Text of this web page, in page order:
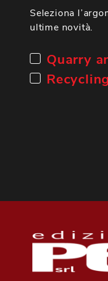
Seleziona
ultime novità.
Quarry